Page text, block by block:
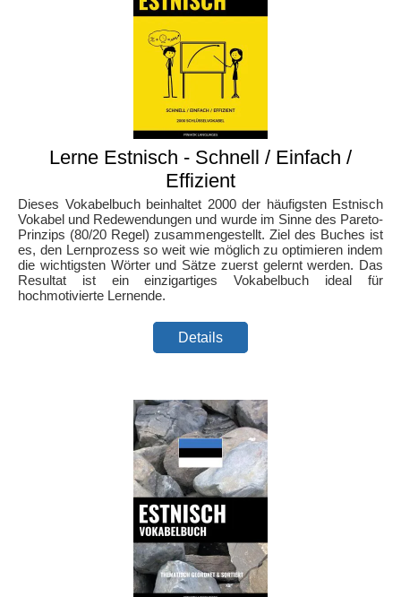
Lerne Estnisch - Schnell / Einfach /
Effizient
Dieses Vokabelbuch beinhaltet 2000 der häufigsten Estnisch
Vokabel und Redewendungen und wurde im Sinne des Pareto-
Prinzips (80/20 Regel) zusammengestellt. Ziel des Buches ist
es, den Lernprozess so weit wie möglich zu optimieren indem
die wichtigsten Wörter und Sätze zuerst gelernt werden. Das
Resultat ist ein einzigartiges Vokabelbuch ideal für
hochmotivierte Lernende.
Details